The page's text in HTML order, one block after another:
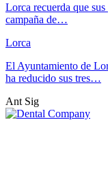
Lorca recuerda que
campaña de…
Lorca
El Ayuntamiento de
ha reducido sus tres…
Ant Sig